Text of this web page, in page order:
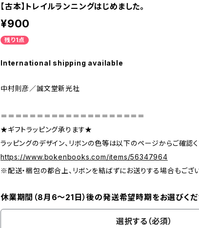
【古本】トレイルランニングはじめました。
¥900
残り1点
International shipping available
中村則彦／誠文堂新光社
＝＝＝＝＝＝＝＝＝＝＝＝＝＝＝＝＝＝＝＝
★ギフトラッピング承ります★
ラッピングのデザイン、リボンの色等は以下のページからご確認
https://www.bokenbooks.com/items/56347964
※配送・梱包の都合上、リボンを結ばずにお送りする場合もござ
休業期間（8月6〜21日）後の発送希望時期をお選びくだ
選択する（必須）